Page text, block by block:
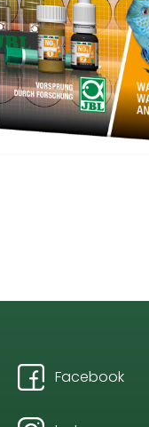
Facebook